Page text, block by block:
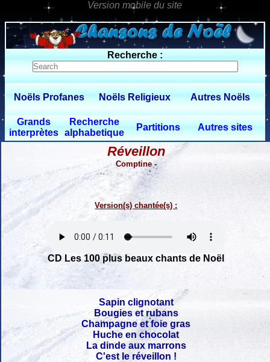
0 $limitbot 1 $limittot 2
Recherche :
Noëls Profanes Noëls Religieux Autres Noëls
Grands
interprètes
Recherche
alphabetique
Partitions Autres sites
Réveillon
Comptine -
Version(s) chantée(s) :
CD Les 100 plus beaux chants de Noël
Sapin clignotant
Bougies et rubans
Champagne et foie gras
Huche en chocolat
La dinde aux marrons
C'est le réveillon !